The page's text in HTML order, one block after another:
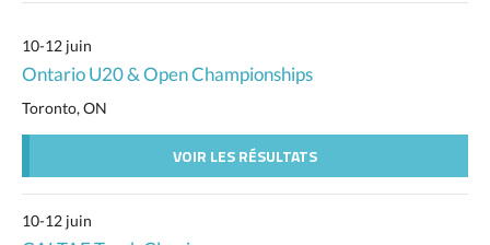
10-12 juin
Ontario U20 & Open Championships
Toronto, ON
VOIR LES RÉSULTATS
10-12 juin